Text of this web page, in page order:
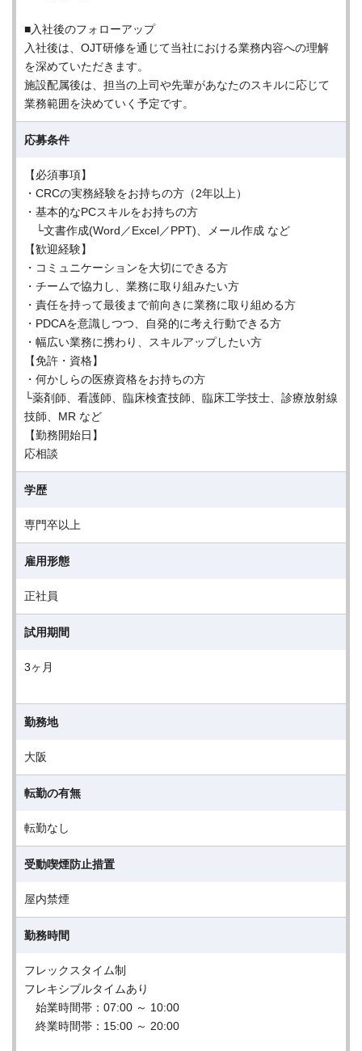
■入社後のフォローアップ
入社後は、OJT研修を通じて当社における業務内容への理解
を深めていただきます。
施設配属後は、担当の上司や先輩があなたのスキルに応じて
業務範囲を決めていく予定です。
応募条件
【必須事項】
・CRCの実務経験をお持ちの方（2年以上）
・基本的なPCスキルをお持ちの方
└文書作成(Word／Excel／PPT)、メール作成 など
【歓迎経験】
・コミュニケーションを大切にできる方
・チームで協力し、業務に取り組みたい方
・責任を持って最後まで前向きに業務に取り組める方
・PDCAを意識しつつ、自発的に考え行動できる方
・幅広い業務に携わり、スキルアップしたい方
【免許・資格】
・何かしらの医療資格をお持ちの方
└薬剤師、看護師、臨床検査技師、臨床工学技士、診療放射線
技師、MR など
【勤務開始日】
応相談
学歴
専門卒以上
雇用形態
正社員
試用期間
3ヶ月
勤務地
大阪
転勤の有無
転勤なし
受動喫煙防止措置
屋内禁煙
勤務時間
フレックスタイム制
フレキシブルタイムあり
始業時間帯：07:00 ～ 10:00
終業時間帯：15:00 ～ 20:00